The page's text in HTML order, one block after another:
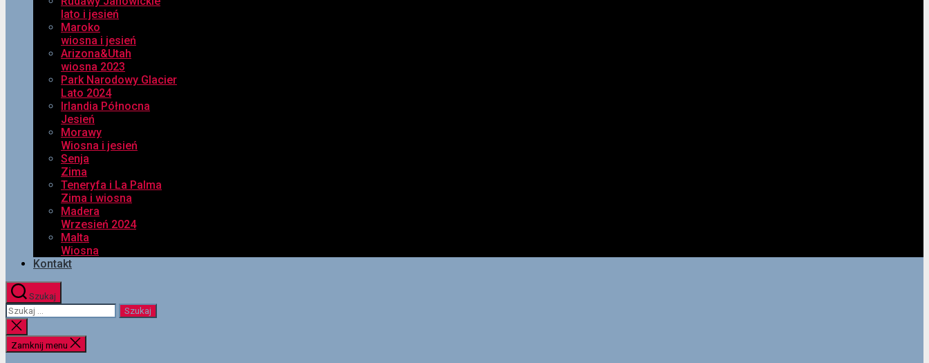
lato i jesień
Maroko
wiosna i jesień
Arizona&Utah
wiosna 2023
Park Narodowy Glacier
Lato 2024
Irlandia Północna
Jesień
Morawy
Wiosna i jesień
Senja
Zima
Teneryfa i La Palma
Zima i wiosna
Madera
Wrzesień 2024
Malta
Wiosna
Kontakt
Szukaj
Szukaj:
Zamknij
wyszukiwanie
Zamknij menu